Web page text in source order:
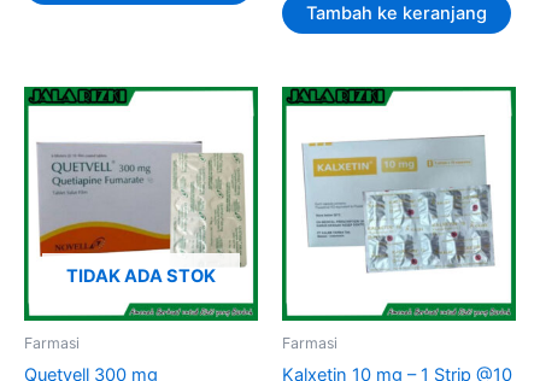
Tambah ke keranjang
TIDAK ADA STOK
Farmasi
Quetvell 300 mg
Farmasi
Kalxetin 10 mg – 1 Strip @10